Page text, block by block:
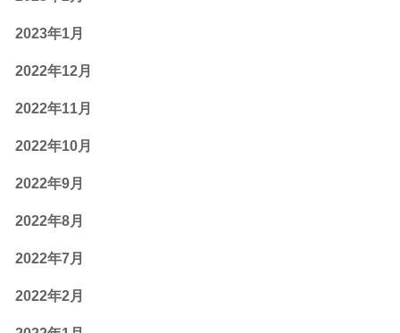
2023年1月
2022年12月
2022年11月
2022年10月
2022年9月
2022年8月
2022年7月
2022年2月